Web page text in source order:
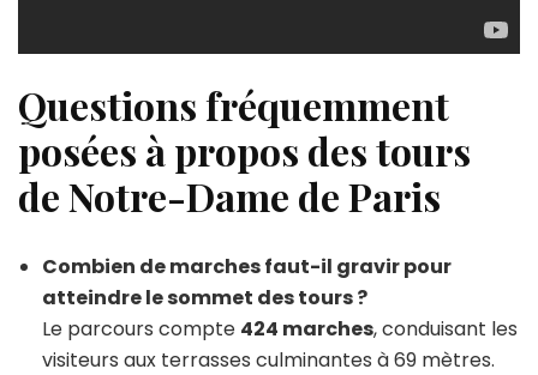
Questions fréquemment
posées à propos des tours
de Notre-Dame de Paris
Combien de marches faut-il gravir pour
atteindre le sommet des tours ?
Le parcours compte 424 marches, conduisant les
visiteurs aux terrasses culminantes à 69 mètres.